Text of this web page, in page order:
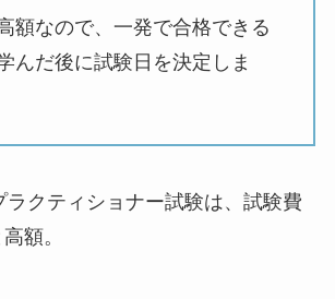
額なので、一発で合格できる
んだ後に試験日を決定しま
ラクティショナー試験は、試験費
額。